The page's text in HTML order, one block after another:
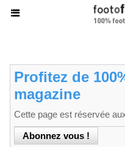
Profitez de
magazine
Cette page est réservée